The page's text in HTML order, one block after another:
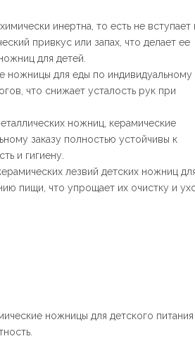
инертна, то есть не вступает
привкус или запах, что делает ее
для детей.
ножницы для еды по индивидуальному
что снижает усталость рук при
ножниц, керамические
заказу полностью устойчивы к
и гигиену.
лезвий детских ножниц
пищи, что упрощает их очистку и
ножницы для детского